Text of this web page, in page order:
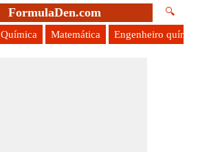
FormulaDen.com 🔍
Química Matemática Engenheiro